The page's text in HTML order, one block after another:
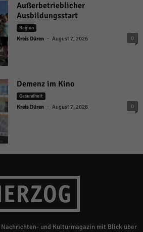
Außerbetrieblicher
Ausbildungsstart
Region
Kreis Düren - August 7, 2026 0
Demenz im Kino
Gesundheit
Kreis Düren - August 7, 2026 0
Nachrichten- und Kulturmagazin mit Blick über